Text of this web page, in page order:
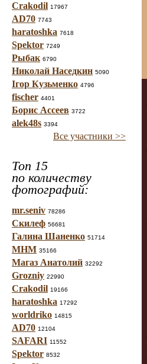
Crakodil 17967
AD70 7743
haratoshka 7618
Spektor 7249
Рыбак 6790
Николай Наседкин 5090
Ігор Кузьменко 4796
fischer 4401
Борис Ассеев 3722
alek48s 3394
Все участники >>
Топ 15
по количеству
фотографий:
mr.seniv 78286
Скилеф 56681
Галина Шаненко 51714
МНМ 35166
Магаз Анатолий 32292
Grozniy 22990
Crakodil 19166
haratoshka 17292
worldriko 14815
AD70 12104
SAFARI 11552
Spektor 8532